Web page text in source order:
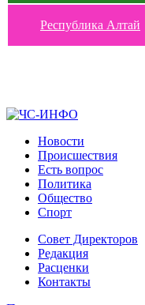
Республика Алтай
Новости
Происшествия
Есть вопрос
Политика
Общество
Спорт
Совет Директоров
Редакция
Расценки
Контакты